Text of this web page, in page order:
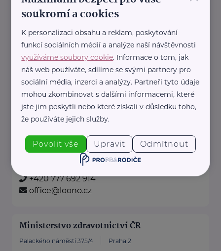
+420 228 224 923
Loono, z. s.
Karlínské náměstí 238/6 Praha 8 - Karlín
Jsme tým mladých lékařů,
studentů medicíny a dalších
profesionálů.
a firmách, edukační ...
https://www.loono.cz/
+420 777 692 914
office@loono.cz
Ministerstvo zdravotnictví ČR
Palackého náměstí 375/4 Praha 2
soukromí a cookies
K personalizaci obsahu a reklam, poskytování
funkcí sociálních médií a analýze naší návštěvnosti
využíváme soubory cookie. Informace o tom, jak
náš web používáte, sdílíme se svými partnery pro
sociální média, inzerci a analýzy. Partneři tyto údaje
mohou zkombinovat s dalšími informacemi, které
jste jim poskytli nebo které získali v důsledku toho,
že používáte jejich služby.
Povolit vše Upravit Odmítnout